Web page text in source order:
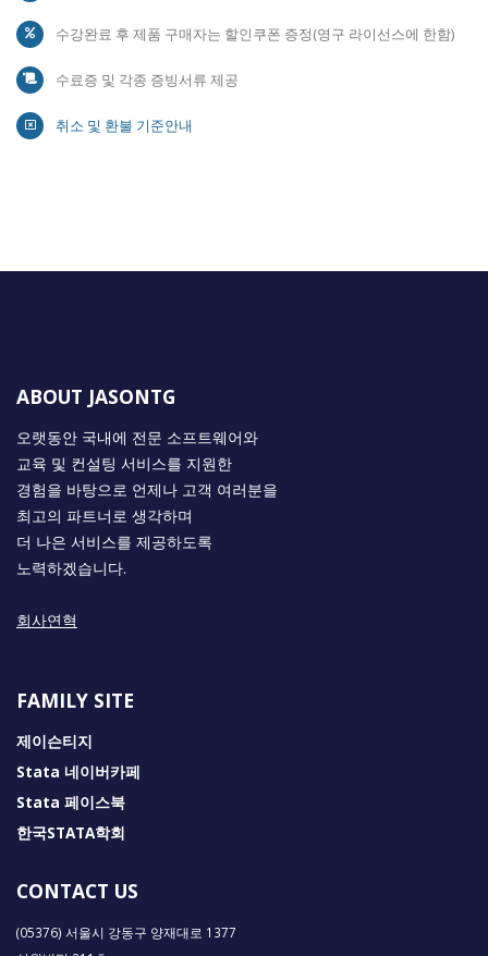
수강완료 후 제품 구매자는 할인쿠폰 증정(영구 라이선스에 한함)
수료증 및 각종 증빙서류 제공
취소 및 환불 기준안내
ABOUT JASONTG
오랫동안 국내에 전문 소프트웨어와
교육 및 컨설팅 서비스를 지원한
경험을 바탕으로 언제나 고객 여러분을
최고의 파트너로 생각하며
더 나은 서비스를 제공하도록
노력하겠습니다.
회사연혁
FAMILY SITE
제이슨티지
Stata 네이버카페
Stata 페이스북
한국STATA학회
CONTACT US
(05376) 서울시 강동구 양재대로 1377